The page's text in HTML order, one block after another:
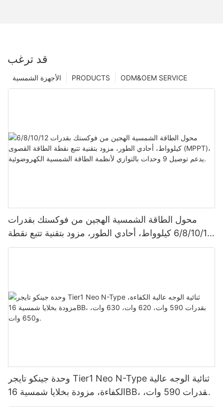
قد ترغب
ODM&OEM SERVICE
PRODUCTS الأجهزة الشمسية
محول الطاقة الشمسية الهجين من فوكستك بقدرات
6/8/10/12 كيلوواط، أحادي الطور، مزود بتقنية تتبع نقطة
الطاقة القصوى (MPPT)، يدعم توصيل 9 وحدات بالتوازي
وحدة جينكو تايجر Tier1 Neo N-Type ثنائية الوجه عالية
الكفاءة، مزودة بخلايا شمسية 16BB، بقدرات 590 وات،